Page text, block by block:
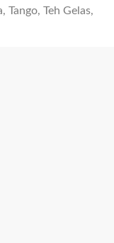
Tango, Teh Gelas,